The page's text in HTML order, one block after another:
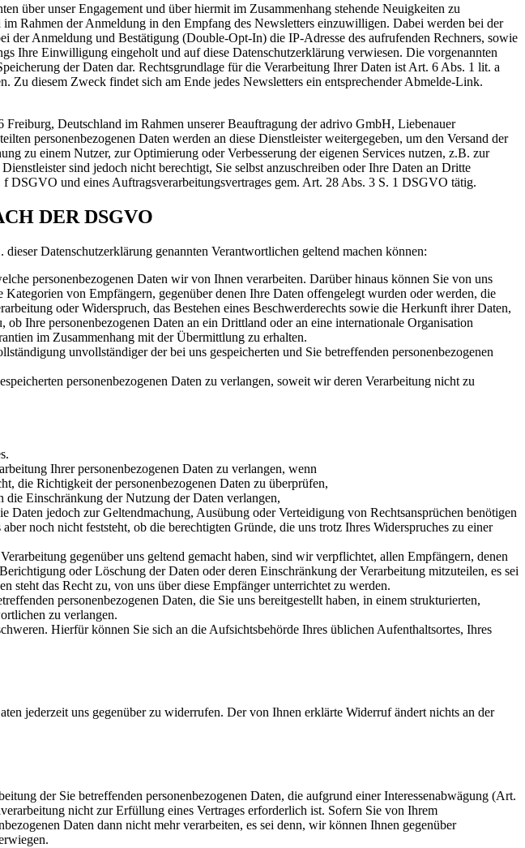
über unser Engagement und über hiermit im Zusammenhang stehende Neuigkeiten zu
Rahmen der Anmeldung in den Empfang des Newsletters einzuwilligen. Dabei werden bei der
Anmeldung und Bestätigung (Double-Opt-In) die IP-Adresse des aufrufenden Rechners, sowie
Ihre Einwilligung eingeholt und auf diese Datenschutzerklärung verwiesen. Die vorgenannten
der Daten dar. Rechtsgrundlage für die Verarbeitung Ihrer Daten ist Art. 6 Abs. 1 lit. a
diesem Zweck findet sich am Ende jedes Newsletters ein entsprechender Abmelde-Link.
Deutschland im Rahmen unserer Beauftragung der adrivo GmbH, Liebenauer
personenbezogenen Daten werden an diese Dienstleister weitergegeben, um den Versand der
zu einem Nutzer, zur Optimierung oder Verbesserung der eigenen Services nutzen, z.B. zur
sind jedoch nicht berechtigt, Sie selbst anzuschreiben oder Ihre Daten an Dritte
DSGVO und eines Auftragsverarbeitungsvertrages gem. Art. 28 Abs. 3 S. 1 DSGVO tätig.
DER DSGVO
Datenschutzerklärung genannten Verantwortlichen geltend machen können:
personenbezogenen Daten wir von Ihnen verarbeiten. Darüber hinaus können Sie von uns
von Empfängern, gegenüber denen Ihre Daten offengelegt wurden oder werden, die
oder Widerspruch, das Bestehen eines Beschwerderechts sowie die Herkunft ihrer Daten,
Ihre personenbezogenen Daten an ein Drittland oder an eine internationale Organisation
im Zusammenhang mit der Übermittlung zu erhalten.
unvollständiger der bei uns gespeicherten und Sie betreffenden personenbezogenen
personenbezogenen Daten zu verlangen, soweit wir deren Verarbeitung nicht zu
Ihrer personenbezogenen Daten zu verlangen, wenn
die Richtigkeit der personenbezogenen Daten zu überprüfen,
die Einschränkung der Nutzung der Daten verlangen,
jedoch zur Geltendmachung, Ausübung oder Verteidigung von Rechtsansprüchen benötigen
noch nicht feststeht, ob die berechtigten Gründe, die uns trotz Ihres Widerspruches zu einer
gegenüber uns geltend gemacht haben, sind wir verpflichtet, allen Empfängern, denen
oder Löschung der Daten oder deren Einschränkung der Verarbeitung mitzuteilen, es sei
steht das Recht zu, von uns über diese Empfänger unterrichtet zu werden.
personenbezogenen Daten, die Sie uns bereitgestellt haben, in einem strukturierten,
zu verlangen.
Hierfür können Sie sich an die Aufsichtsbehörde Ihres üblichen Aufenthaltsortes, Ihres
jederzeit uns gegenüber zu widerrufen. Der von Ihnen erklärte Widerruf ändert nichts an der
der Sie betreffenden personenbezogenen Daten, die aufgrund einer Interessenabwägung (Art.
nicht zur Erfüllung eines Vertrages erforderlich ist. Sofern Sie von Ihrem
Daten dann nicht mehr verarbeiten, es sei denn, wir können Ihnen gegenüber